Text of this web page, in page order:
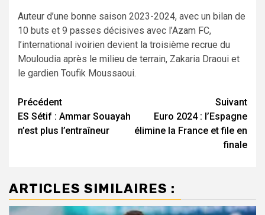
Auteur d’une bonne saison 2023-2024, avec un bilan de
10 buts et 9 passes décisives avec l’Azam FC,
l’international ivoirien devient la troisième recrue du
Mouloudia après le milieu de terrain, Zakaria Draoui et
le gardien Toufik Moussaoui.
Navigation
d’article
Précédent
ES Sétif : Ammar Souayah
n’est plus l’entraîneur
Suivant
Euro 2024 : l’Espagne
élimine la France et file en
finale
ARTICLES SIMILAIRES :